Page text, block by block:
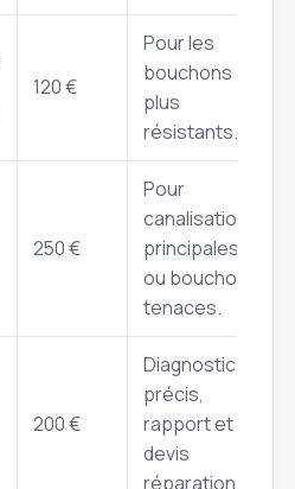
120 €
Pour les
bouchons
plus
résistants.
250 €
Pour
canalisations
principales
ou bouchons
tenaces.
200 €
Diagnostic
précis,
rapport et
devis
réparation.